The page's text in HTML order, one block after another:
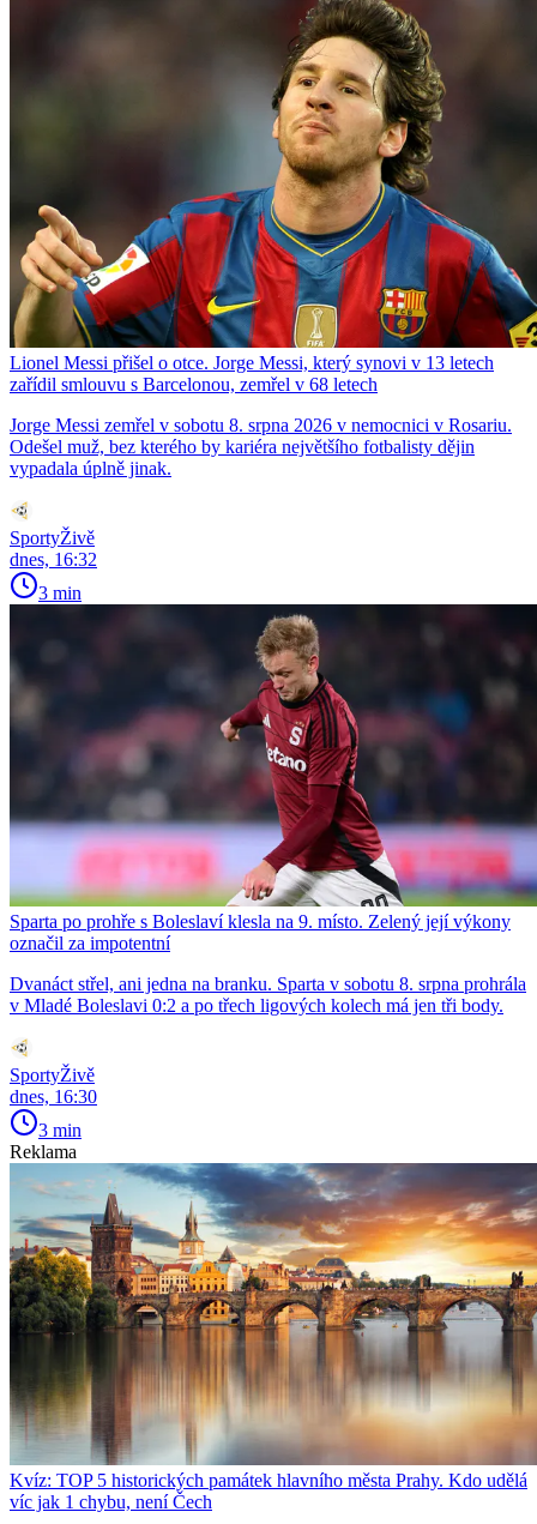
Lionel Messi přišel o otce. Jorge Messi, který synovi v 13 letech
zařídil smlouvu s Barcelonou, zemřel v 68 letech
Jorge Messi zemřel v sobotu 8. srpna 2026 v nemocnici v Rosariu.
Odešel muž, bez kterého by kariéra největšího fotbalisty dějin
vypadala úplně jinak.
SportyŽivě
dnes, 16:32
3 min
Sparta po prohře s Boleslaví klesla na 9. místo. Zelený její výkony
označil za impotentní
Dvanáct střel, ani jedna na branku. Sparta v sobotu 8. srpna prohrála
v Mladé Boleslavi 0:2 a po třech ligových kolech má jen tři body.
SportyŽivě
dnes, 16:30
3 min
Reklama
Kvíz: TOP 5 historických památek hlavního města Prahy. Kdo udělá
víc jak 1 chybu, není Čech